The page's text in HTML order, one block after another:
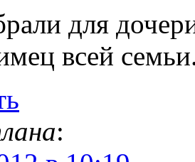
для
всей
: